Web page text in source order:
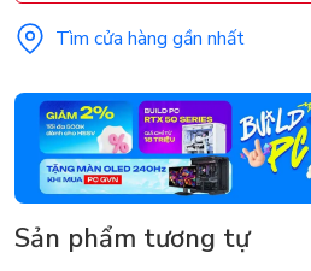
Tìm cửa hàng gần nhất
Sản phẩm tương tự